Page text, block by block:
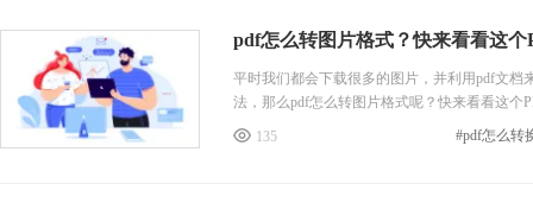
pdf怎么转图片格式？快来看看这个
平时我们都会下载很多的图片，并利用pdf文
法，那么pdf怎么转图片格式呢？快来看看这个
135 #pdf怎么转